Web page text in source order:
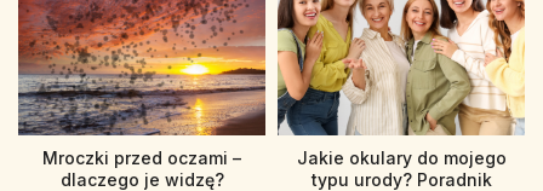
Mroczki przed oczami –
dlaczego je widzę?
Jakie okulary do mojego
typu urody? Poradnik